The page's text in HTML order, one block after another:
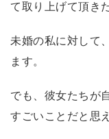
て取り上げて頂き
未婚の私に対して
ます。
でも、彼女たちが
すごいことだと思